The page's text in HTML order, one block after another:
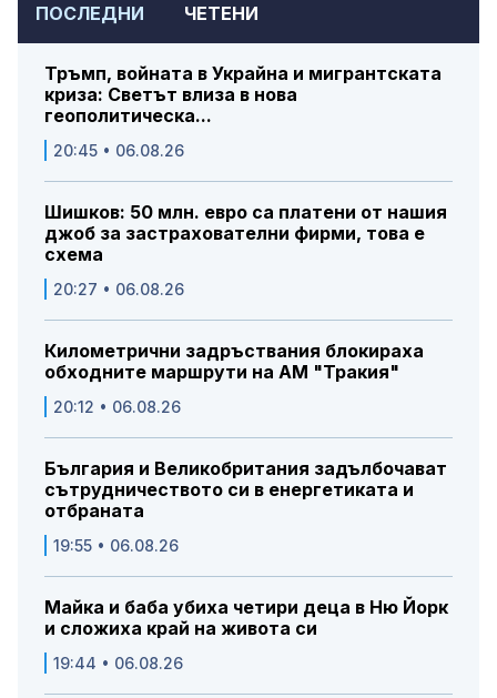
ПОСЛЕДНИ ЧЕТЕНИ
Тръмп, войната в Украйна и мигрантската
криза: Светът влиза в нова
геополитическа...
20:45 • 06.08.26
Шишков: 50 млн. евро са платени от нашия
джоб за застрахователни фирми, това е
схема
20:27 • 06.08.26
Километрични задръствания блокираха
обходните маршрути на АМ "Тракия"
20:12 • 06.08.26
България и Великобритания задълбочават
сътрудничеството си в енергетиката и
отбраната
19:55 • 06.08.26
Майка и баба убиха четири деца в Ню Йорк
и сложиха край на живота си
19:44 • 06.08.26